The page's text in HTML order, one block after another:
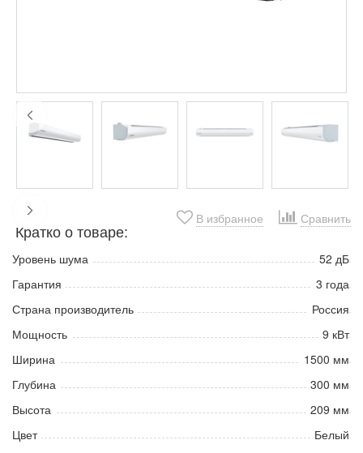
В избранное Сравнить
Кратко о товаре:
Уровень шума
52 дБ
Гарантия
3 года
Страна производитель
Россия
Мощность
9 кВт
Ширина
1500 мм
Глубина
300 мм
Высота
209 мм
Цвет
Белый